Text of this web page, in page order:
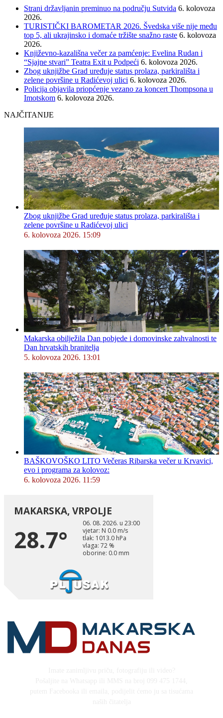
Strani državljanin preminuo na području Sutvida 6. kolovoza
2026.
TURISTIČKI BAROMETAR 2026. Švedska više nije među
top 5, ali ukrajinsko i domaće tržište snažno raste 6. kolovoza
2026.
Književno-kazališna večer za pamćenje: Evelina Rudan i
“Sjajne stvari” Teatra Exit u Podpeći 6. kolovoza 2026.
Zbog uknjižbe Grad uređuje status prolaza, parkirališta i
zelene površine u Radićevoj ulici 6. kolovoza 2026.
Policija objavila priopćenje vezano za koncert Thompsona u
Imotskom 6. kolovoza 2026.
NAJČITANIJE
Zbog uknjižbe Grad uređuje status prolaza, parkirališta i
zelene površine u Radićevoj ulici
6. kolovoza 2026. 15:09
Makarska obilježila Dan pobjede i domovinske zahvalnosti te
Dan hrvatskih branitelja
5. kolovoza 2026. 13:01
BAŠKOVOŠKO LITO Večeras Ribarska večer u Krvavici,
evo i programa za kolovoz:
6. kolovoza 2026. 11:59